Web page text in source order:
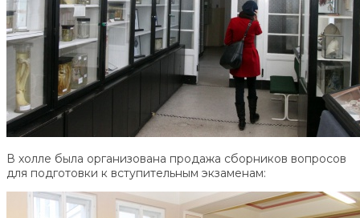
В холле была организована продажа сборников вопросов
для подготовки к вступительным экзаменам: